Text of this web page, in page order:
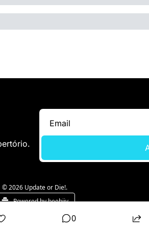
© 2026 Update or Die!.
Powered by beehiiv
0